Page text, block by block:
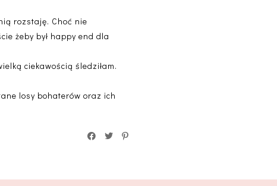
rozstaję. Choć nie
żeby był happy end dla
ciekawością śledziłam.
losy bohaterów oraz ich